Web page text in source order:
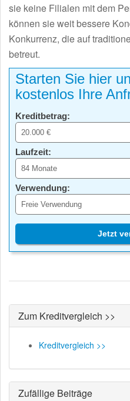
sie keine Filialen mit dem
können sie weit bessere
Konkurrenz, die auf
betreut.
Starten Sie hier
kostenlos Ihre
Kreditbetrag:
Laufzeit:
Verwendung:
Jetzt
Zum Kreditvergleich >>
Kreditvergleich >>
Zufällige Beiträge